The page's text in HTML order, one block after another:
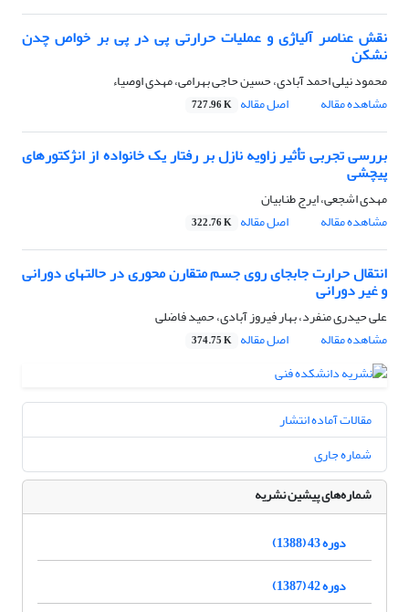
نقش عناصر آلیاژی و عملیات حرارتی پی در پی بر خواص چدن
نشکن
محمود نیلی احمد آبادی، حسین حاجی بهرامی، مهدی اوصیاء
مشاهده مقاله
اصل مقاله 727.96 K
بررسی تجربی تأثیر زاویه نازل بر رفتار یک خانواده از انژکتورهای
پیچشی
مهدی اشجعی، ایرج طنابیان
مشاهده مقاله
اصل مقاله 322.76 K
انتقال حرارت جابجای روی جسم متقارن محوری در حالتهای دورانی
و غیر دورانی
علی حیدری منفرد، بهار فیروز آبادی، حمید فاضلی
مشاهده مقاله
اصل مقاله 374.75 K
مقالات آماده انتشار
شماره جاری
شماره‌های پیشین نشریه
دوره 43 (1388)
دوره 42 (1387)